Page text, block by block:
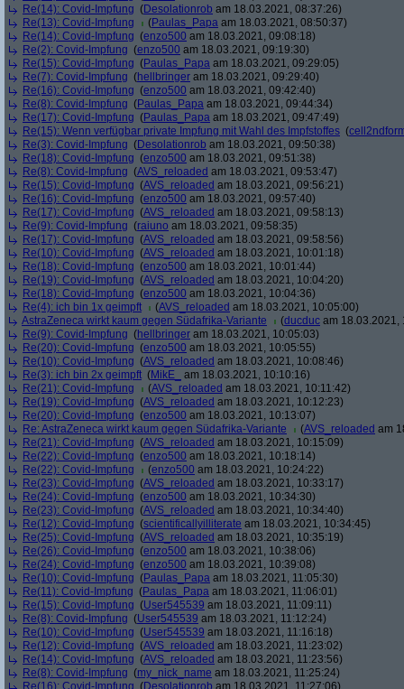
Re(14): Covid-Impfung (Desolationrob am 18.03.2021, 08:37:26)
Re(13): Covid-Impfung
(Paulas_Papa am 18.03.2021, 08:50:37)
Re(14): Covid-Impfung (enzo500 am 18.03.2021, 09:08:18)
Re(2): Covid-Impfung (enzo500 am 18.03.2021, 09:19:30)
Re(15): Covid-Impfung (Paulas_Papa am 18.03.2021, 09:29:05)
Re(7): Covid-Impfung (hellbringer am 18.03.2021, 09:29:40)
Re(16): Covid-Impfung (enzo500 am 18.03.2021, 09:42:40)
Re(8): Covid-Impfung (Paulas_Papa am 18.03.2021, 09:44:34)
Re(17): Covid-Impfung (Paulas_Papa am 18.03.2021, 09:47:49)
Re(15): Wenn verfügbar private Impfung mit Wahl des Impfstoffes (
Re(3): Covid-Impfung (Desolationrob am 18.03.2021, 09:50:38)
Re(18): Covid-Impfung (enzo500 am 18.03.2021, 09:51:38)
Re(8): Covid-Impfung (AVS_reloaded am 18.03.2021, 09:53:47)
Re(15): Covid-Impfung (AVS_reloaded am 18.03.2021, 09:56:21)
Re(16): Covid-Impfung (enzo500 am 18.03.2021, 09:57:40)
Re(17): Covid-Impfung (AVS_reloaded am 18.03.2021, 09:58:13)
Re(9): Covid-Impfung (raiuno am 18.03.2021, 09:58:35)
Re(17): Covid-Impfung (AVS_reloaded am 18.03.2021, 09:58:56)
Re(10): Covid-Impfung (AVS_reloaded am 18.03.2021, 10:01:18)
Re(18): Covid-Impfung (enzo500 am 18.03.2021, 10:01:44)
Re(19): Covid-Impfung (AVS_reloaded am 18.03.2021, 10:04:20)
Re(18): Covid-Impfung (enzo500 am 18.03.2021, 10:04:36)
Re(4): ich bin 1x geimpft
(AVS_reloaded am 18.03.2021, 10:05:00)
AstraZeneca wirkt kaum gegen Südafrika-Variante
(ducduc am 18.03.2021,
Re(9): Covid-Impfung (hellbringer am 18.03.2021, 10:05:03)
Re(20): Covid-Impfung (enzo500 am 18.03.2021, 10:05:55)
Re(10): Covid-Impfung (AVS_reloaded am 18.03.2021, 10:08:46)
Re(3): ich bin 2x geimpft (MikE_
am 18.03.2021, 10:10:16)
Re(21): Covid-Impfung
(AVS_reloaded am 18.03.2021, 10:11:42)
Re(19): Covid-Impfung (AVS_reloaded am 18.03.2021, 10:12:23)
Re(20): Covid-Impfung (enzo500 am 18.03.2021, 10:13:07)
Re: AstraZeneca wirkt kaum gegen Südafrika-Variante
(AVS_reloaded am
Re(21): Covid-Impfung (AVS_reloaded am 18.03.2021, 10:15:09)
Re(22): Covid-Impfung (enzo500 am 18.03.2021, 10:18:14)
Re(22): Covid-Impfung
(enzo500 am 18.03.2021, 10:24:22)
Re(23): Covid-Impfung (AVS_reloaded am 18.03.2021, 10:33:17)
Re(24): Covid-Impfung (enzo500 am 18.03.2021, 10:34:30)
Re(23): Covid-Impfung (AVS_reloaded am 18.03.2021, 10:34:40)
Re(12): Covid-Impfung (scientificallyilliterate am 18.03.2021, 10:34:45)
Re(25): Covid-Impfung (AVS_reloaded am 18.03.2021, 10:35:19)
Re(26): Covid-Impfung (enzo500 am 18.03.2021, 10:38:06)
Re(24): Covid-Impfung (enzo500 am 18.03.2021, 10:39:08)
Re(10): Covid-Impfung (Paulas_Papa am 18.03.2021, 11:05:30)
Re(11): Covid-Impfung (Paulas_Papa am 18.03.2021, 11:06:01)
Re(15): Covid-Impfung (User545539 am 18.03.2021, 11:09:11)
Re(8): Covid-Impfung (User545539 am 18.03.2021, 11:12:24)
Re(10): Covid-Impfung (User545539 am 18.03.2021, 11:16:18)
Re(12): Covid-Impfung (AVS_reloaded am 18.03.2021, 11:23:02)
Re(14): Covid-Impfung (AVS_reloaded am 18.03.2021, 11:23:56)
Re(8): Covid-Impfung (my_nick_name am 18.03.2021, 11:25:24)
Re(16): Covid-Impfung (Desolationrob am 18.03.2021, 11:27:06)